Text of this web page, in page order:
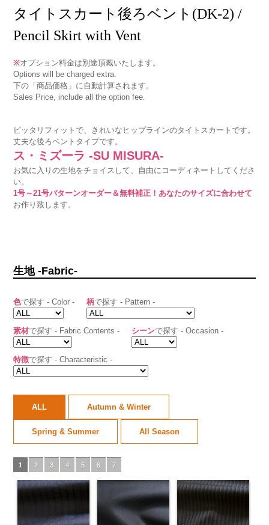
タイトスカート後ろベント(DK-2) /
Pencil Skirt with Vent
※オプション料金は別途頂戴いたします。
Options will be charged extra.
下の「商品価格」に自動計算されます。
Sales Price, include all the option fee.
ピッタリフィットで、きれいなヒップラインのタイトスカートです。
丈夫な後ろベントタイプです。
ス・ミズーラ -SU MISURA-
お気に入りの生地をチョイスして、自由にコーディネートしてくださ
い。
1号～21号パターンオーダー＆無料補正！あなたのサイズに合わせて
お作り致します。
生地 -Fabric-
色で探す - Color - 柄で探す - Pattern -
素材で探す - Fabric Contents - シーンで探す - Occasion -
特徴で探す - Characteristic -
ALL Autumn & Winter
Spring & Summer All Season
1 2 3 4 5 6 7